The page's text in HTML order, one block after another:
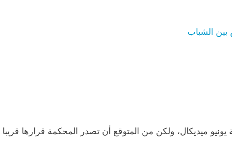
بين الشباب
ميديكال، ولكن من المتوقع أن تصدر المحكمة قرارها قريبا.